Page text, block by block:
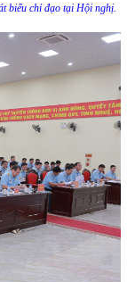
biểu chỉ đạo tại Hội nghị.